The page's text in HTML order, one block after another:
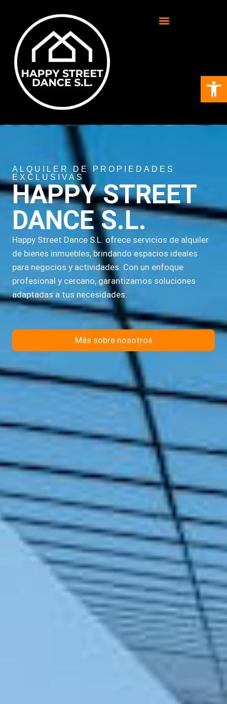
Abrir
ALQUILER DE PROPIEDADES
EXCLUSIVAS
HAPPY STREET
DANCE S.L.
Happy Street Dance S.L. ofrece servicios de alquiler
de bienes inmuebles, brindando espacios ideales
para negocios y actividades. Con un enfoque
profesional y cercano, garantizamos soluciones
adaptadas a tus necesidades.
Más sobre nosotros